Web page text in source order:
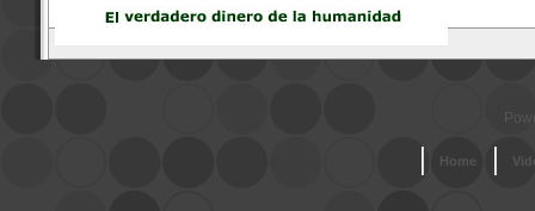
Home